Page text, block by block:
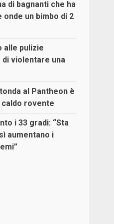
di bagnanti che ha
un bimbo di 2
alle pulizie
di violentare una
al Pantheon è
caldo rovente
i 33 gradi: “Sta
aumentano i